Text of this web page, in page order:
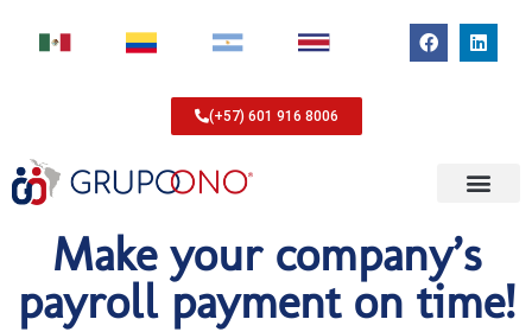
(+57) 601 916 8006
Make your company’s
payroll payment on time!